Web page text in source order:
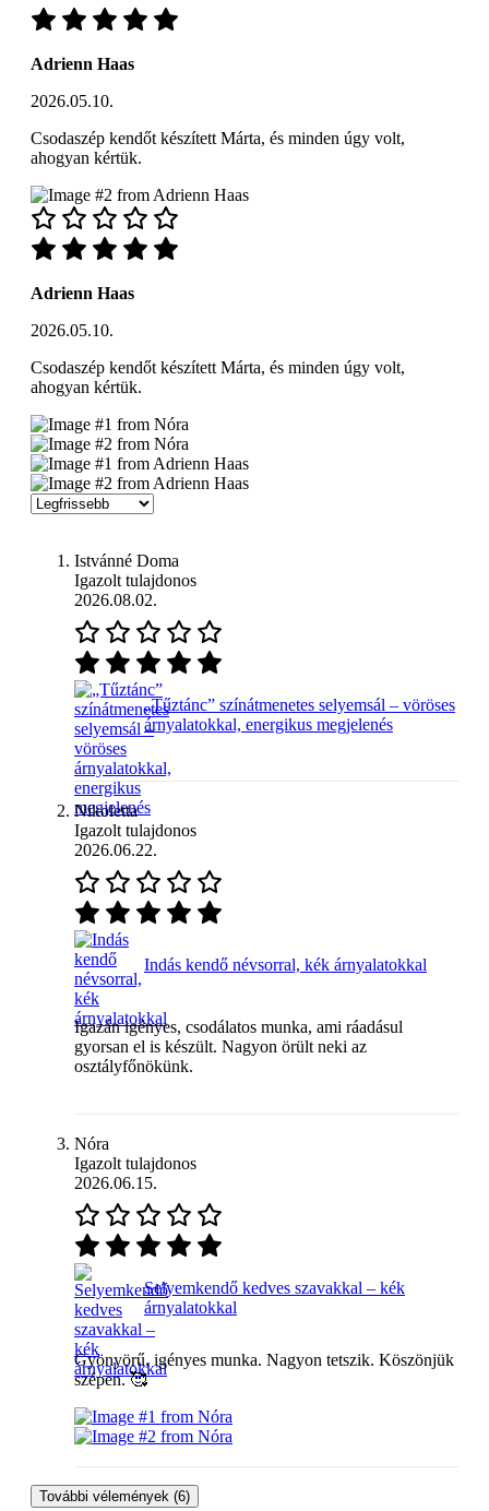
Adrienn Haas
2026.05.10.
Csodaszép kendőt készített Márta, és minden úgy volt,
ahogyan kértük.
Adrienn Haas
2026.05.10.
Csodaszép kendőt készített Márta, és minden úgy volt,
ahogyan kértük.
Istvánné Doma
Igazolt tulajdonos
2026.08.02.
„Tűztánc” színátmenetes selyemsál – vöröses
árnyalatokkal, energikus megjelenés
Nikoletta
Igazolt tulajdonos
2026.06.22.
Indás kendő névsorral, kék árnyalatokkal
Igazán igényes, csodálatos munka, ami ráadásul
gyorsan el is készült. Nagyon örült neki az
osztályfőnökünk.
Nóra
Igazolt tulajdonos
2026.06.15.
Selyemkendő kedves szavakkal – kék
árnyalatokkal
Gyönyörű, igényes munka. Nagyon tetszik. Köszönjük
szépen. 🥰
További vélemények (6)